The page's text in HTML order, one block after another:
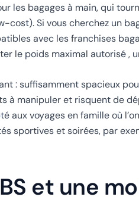
les bagages à main, qui
Si vous cherchez un
avec les franchises
le poids maximal autorisé ,
: suffisamment spacieux
à manipuler et risquent de
aux voyages en famille où
sportives et soirées, par
et une